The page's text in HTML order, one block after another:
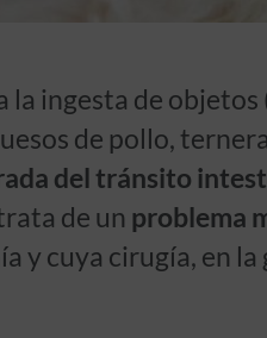
la ingesta de objetos
de pollo,
del tránsito
de un problema
y cuya cirugía, en